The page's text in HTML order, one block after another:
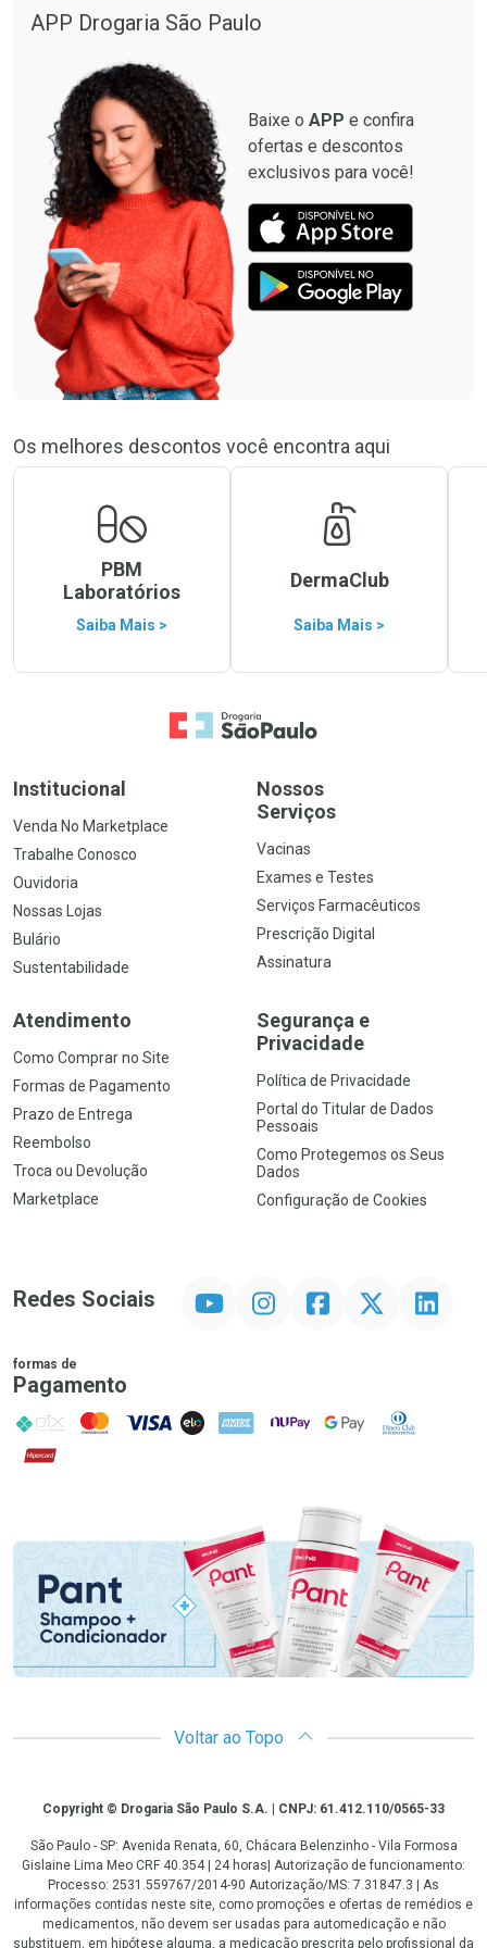
Comprar sem Desconto
Por R$ 664,02/cada
APP Drogaria São Paulo
Baixe o APP e confira
ofertas e descontos
exclusivos para você!
Os melhores descontos você encontra aqui
PBM
Laboratórios
Saiba Mais >
DermaClub
Saiba Mais >
Ir para a Home
Institucional
Venda No Marketplace
Trabalhe Conosco
Ouvidoria
Nossas Lojas
Bulário
Sustentabilidade
Nossos
Serviços
Vacinas
Exames e Testes
Serviços Farmacêuticos
Prescrição Digital
Assinatura
Atendimento
Como Comprar no Site
Formas de Pagamento
Prazo de Entrega
Reembolso
Troca ou Devolução
Marketplace
Segurança e
Privacidade
Política de Privacidade
Portal do Titular de Dados
Pessoais
Como Protegemos os Seus
Dados
Configuração de Cookies
Redes Sociais InstagramFacebookTwitter Linkedin
formas de
Pagamento
PIX MasterCard
VISA ELO AMEX NuPay Google PayDiners Club
Hipercard
Promoção em Destaque
Voltar ao Topo
CopyrightCopyright © Drogaria São Paulo S.A. | CNPJ: 61.412.110/0565-33
São Paulo - SP: Avenida Renata, 60, Chácara Belenzinho - Vila Formosa
Gislaine Lima Meo CRF 40.354 | 24 horas| Autorização de funcionamento:
Processo: 2531.559767/2014-90 Autorização/MS: 7.31847.3 | As
informações contidas neste site, como promoções e ofertas de remédios e
medicamentos, não devem ser usadas para automedicação e não
substituem, em hipótese alguma, a medicação prescrita pelo profissional da